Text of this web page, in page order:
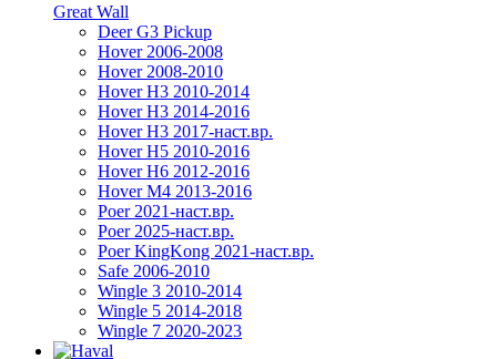
Great Wall
Deer G3 Pickup
Hover 2006-2008
Hover 2008-2010
Hover H3 2010-2014
Hover H3 2014-2016
Hover H3 2017-наст.вр.
Hover H5 2010-2016
Hover H6 2012-2016
Hover M4 2013-2016
Poer 2021-наст.вр.
Poer 2025-наст.вр.
Poer KingKong 2021-наст.вр.
Safe 2006-2010
Wingle 3 2010-2014
Wingle 5 2014-2018
Wingle 7 2020-2023